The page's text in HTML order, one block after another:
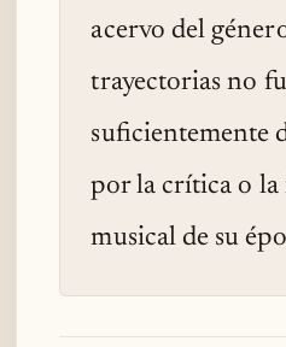
acervo del
trayectorias no
suficientemente
por la crítica o
musical de su